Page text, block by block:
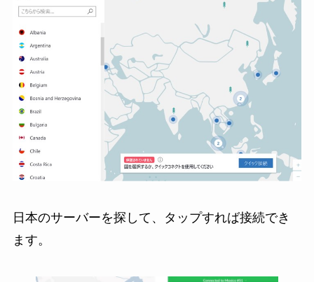
日本のサーバーを探して、タップすれば接続でき
ます。